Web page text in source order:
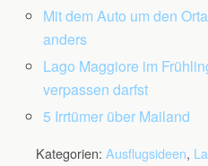
Mit dem Auto um den
anders
Lago Maggiore im
verpassen darfst
5 Irrtümer über Mailand
Kategorien: Ausflugsideen,